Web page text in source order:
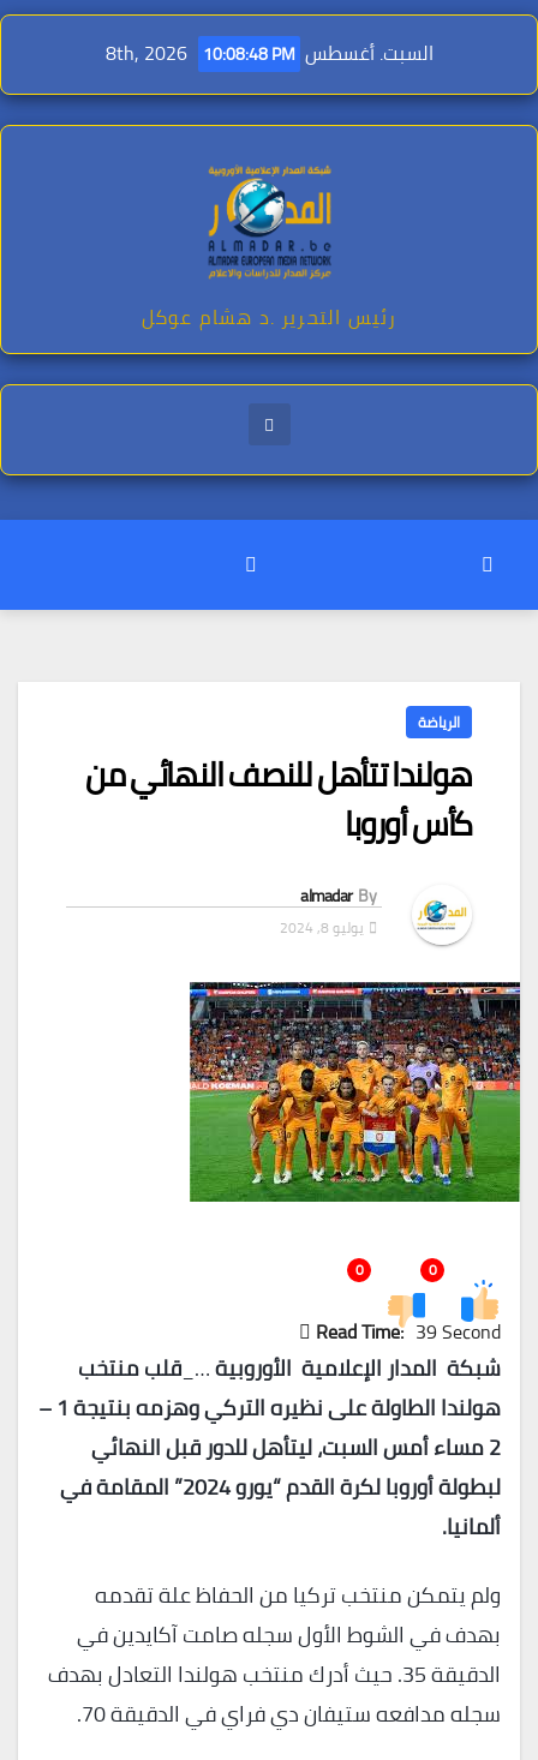
Skip
content
السبت. أغسطس 8th, 2026 10:08:49 PM
رئيس التحرير .د هشام عوكل
الرياضة
هولندا تتأهل للنصف النهائي من
كأس أوروبا
By
almadar
يوليو 8, 2024
0
0
Read Time: 39 Second
شبكة المدار الإعلامية الأوروبية…_ قلب منتخب
هولندا الطاولة على نظيره التركي وهزمه بنتيجة 1 –
2 مساء أمس السبت، ليتأهل للدور قبل النهائي
لبطولة أوروبا لكرة القدم “يورو 2024” المقامة في
ألمانيا.
ولم يتمكن منتخب تركيا من الحفاظ علة تقدمه
بهدف في الشوط الأول سجله صامت آكايدين في
الدقيقة 35. حيث أدرك منتخب هولندا التعادل بهدف
سجله مدافعه ستيفان دي فراي في الدقيقة 70.